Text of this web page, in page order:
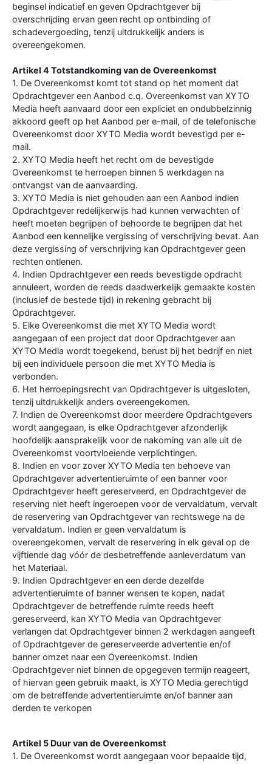
beginsel indicatief en geven Opdrachtgever bij
overschrijding ervan geen recht op ontbinding of
schadevergoeding, tenzij uitdrukkelijk anders is
overeengekomen.
Artikel 4 Totstandkoming van de Overeenkomst
1. De Overeenkomst komt tot stand op het moment dat
Opdrachtgever een Aanbod c.q. Overeenkomst van XYTO
Media heeft aanvaard door een expliciet en ondubbelzinnig
akkoord geeft op het Aanbod per e-mail, of de telefonische
Overeenkomst door XYTO Media wordt bevestigd per e-
mail.
2. XYTO Media heeft het recht om de bevestigde
Overeenkomst te herroepen binnen 5 werkdagen na
ontvangst van de aanvaarding.
3. XYTO Media is niet gehouden aan een Aanbod indien
Opdrachtgever redelijkerwijs had kunnen verwachten of
heeft moeten begrijpen of behoorde te begrijpen dat het
Aanbod een kennelijke vergissing of verschrijving bevat. Aan
deze vergissing of verschrijving kan Opdrachtgever geen
rechten ontlenen.
4. Indien Opdrachtgever een reeds bevestigde opdracht
annuleert, worden de reeds daadwerkelijk gemaakte kosten
(inclusief de bestede tijd) in rekening gebracht bij
Opdrachtgever.
5. Elke Overeenkomst die met XYTO Media wordt
aangegaan of een project dat door Opdrachtgever aan
XYTO Media wordt toegekend, berust bij het bedrijf en niet
bij een individuele persoon die met XYTO Media is
verbonden.
6. Het herroepingsrecht van Opdrachtgever is uitgesloten,
tenzij uitdrukkelijk anders overeengekomen.
7. Indien de Overeenkomst door meerdere Opdrachtgevers
wordt aangegaan, is elke Opdrachtgever afzonderlijk
hoofdelijk aansprakelijk voor de nakoming van alle uit de
Overeenkomst voortvloeiende verplichtingen.
8. Indien en voor zover XYTO Media ten behoeve van
Opdrachtgever advertentieruimte of een banner voor
Opdrachtgever heeft gereserveerd, en Opdrachtgever de
reserving niet heeft ingeroepen voor de vervaldatum, vervalt
de reservering van Opdrachtgever van rechtswege na de
vervaldatum. Indien er geen vervaldatum is
overeengekomen, vervalt de reservering in elk geval op de
vijftiende dag vóór de desbetreffende aanleverdatum van
het Materiaal.
9. Indien Opdrachtgever en een derde dezelfde
advertentieruimte of banner wensen te kopen, nadat
Opdrachtgever de betreffende ruimte reeds heeft
gereserveerd, kan XYTO Media van Opdrachtgever
verlangen dat Opdrachtgever binnen 2 werkdagen aangeeft
of Opdrachtgever de gereserveerde advertentie en/of
banner omzet naar een Overeenkomst. Indien
Opdrachtgever niet binnen de opgegeven termijn reageert,
of hiervan geen gebruik maakt, is XYTO Media gerechtigd
om de betreffende advertentieruimte en/of banner aan
derden te verkopen
Artikel 5 Duur van de Overeenkomst
1. De Overeenkomst wordt aangegaan voor bepaalde tijd,